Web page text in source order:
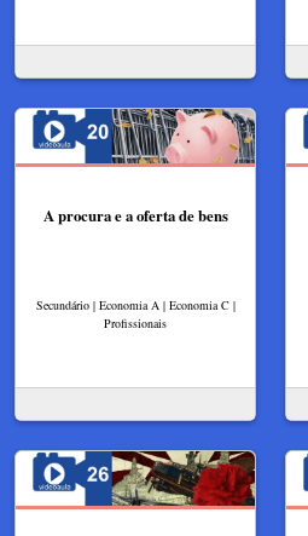
A procura e a oferta de bens
Secundário | Economia A | Economia C |
Profissionais